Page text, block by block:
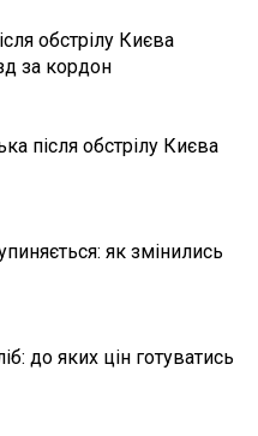
обстрілу Києва
за кордон
після обстрілу Києва
як змінились
до яких цін готуватись